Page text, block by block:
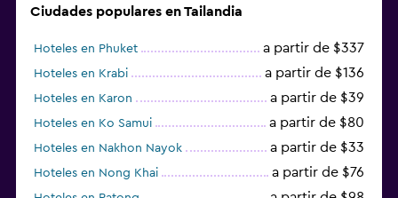
Ciudades populares en Tailandia
Hoteles en Phuket a partir de $337
Hoteles en Krabi a partir de $136
Hoteles en Karon a partir de $39
Hoteles en Ko Samui a partir de $80
Hoteles en Nakhon Nayok a partir de $33
Hoteles en Nong Khai a partir de $76